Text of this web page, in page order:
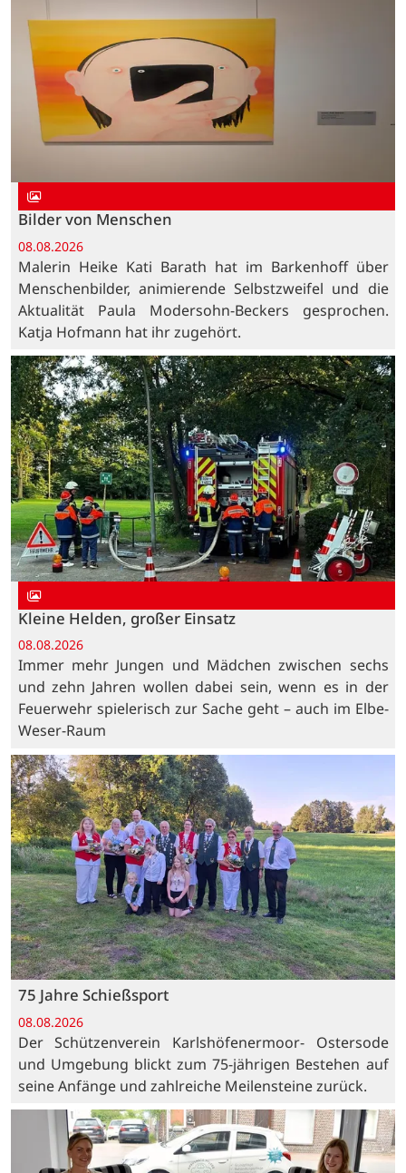
Bilder von Menschen
08.08.2026
Malerin Heike Kati Barath hat im Barkenhoff über
Menschenbilder, animierende Selbstzweifel und die
Aktualität Paula Modersohn-Beckers gesprochen.
Katja Hofmann hat ihr zugehört.
Kleine Helden, großer Einsatz
08.08.2026
Immer mehr Jungen und Mädchen zwischen sechs
und zehn Jahren wollen dabei sein, wenn es in der
Feuerwehr spielerisch zur Sache geht – auch im Elbe-
Weser-Raum
75 Jahre Schießsport
08.08.2026
Der Schützenverein Karlshöfenermoor- Ostersode
und Umgebung blickt zum 75-jährigen Bestehen auf
seine Anfänge und zahlreiche Meilensteine zurück.